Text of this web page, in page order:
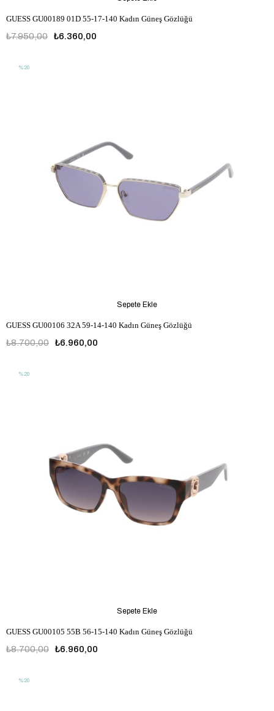
GUESS GU00189 01D 55-17-140 Kadın Güneş Gözlüğü
₺6.360,00
₺7.950,00
GUESS GU00106 32A 59-14-140 Kadın Güneş Gözlüğü
₺6.960,00
₺8.700,00
Sepete Ekle
%20
GUESS GU00105 55B 56-15-140 Kadın Güneş Gözlüğü
₺6.960,00
₺8.700,00
Sepete Ekle
%20
%20